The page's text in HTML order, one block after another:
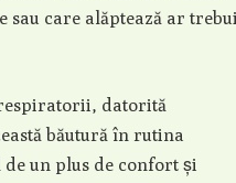
sau care alăptează ar
respiratorii, datorită
băutură în rutina
un plus de confort și